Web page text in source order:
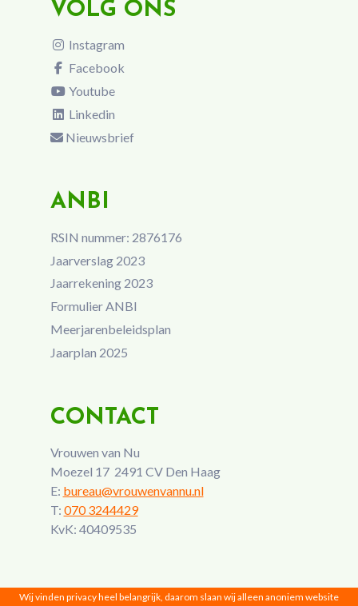
VOLG ONS
Instagram
Facebook
Youtube
Linkedin
Nieuwsbrief
ANBI
RSIN nummer: 2876176
Jaarverslag 2023
Jaarrekening 2023
Formulier ANBI
Meerjarenbeleidsplan
Jaarplan 2025
CONTACT
Vrouwen van Nu
Moezel 17 2491 CV Den Haag
E: bureau@vrouwenvannu.nl
T: 070 3244429
KvK: 40409535
Wij vinden privacy heel belangrijk, daarom slaan wij alleen anoniem website